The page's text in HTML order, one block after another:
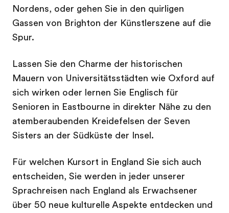
Nordens, oder gehen Sie in den quirligen
Gassen von Brighton der Künstlerszene auf die
Spur.
Lassen Sie den Charme der historischen
Mauern von Universitätsstädten wie Oxford auf
sich wirken oder lernen Sie Englisch für
Senioren in Eastbourne in direkter Nähe zu den
atemberaubenden Kreidefelsen der Seven
Sisters an der Südküste der Insel.
Für welchen Kursort in England Sie sich auch
entscheiden, Sie werden in jeder unserer
Sprachreisen nach England als Erwachsener
über 50 neue kulturelle Aspekte entdecken und